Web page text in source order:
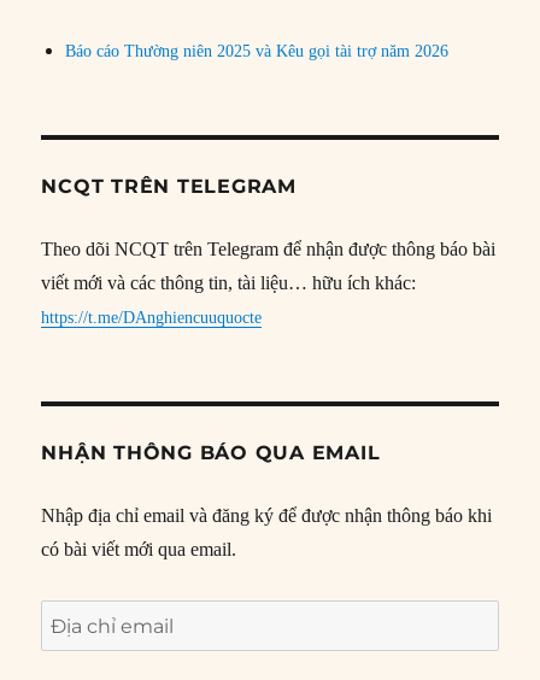
Báo cáo Thường niên 2025 và Kêu gọi tài trợ năm 2026
NCQT TRÊN TELEGRAM
Theo dõi NCQT trên Telegram để nhận được thông báo bài
viết mới và các thông tin, tài liệu… hữu ích khác:
https://t.me/DAnghiencuuquocte
NHẬN THÔNG BÁO QUA EMAIL
Nhập địa chỉ email và đăng ký để được nhận thông báo khi
có bài viết mới qua email.
Địa
chỉ